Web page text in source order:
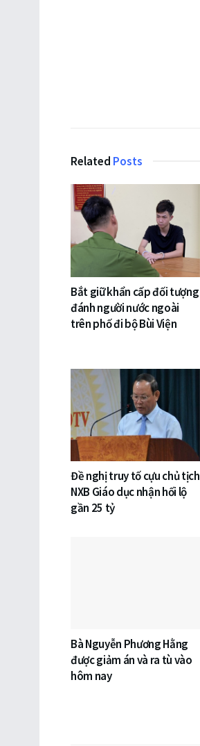
Related Posts
Bắt giữ khẩn cấp đối tượng
đánh người nước ngoài
trên phố đi bộ Bùi Viện
Đề nghị truy tố cựu chủ tịch
NXB Giáo dục nhận hối lộ
gần 25 tỷ
Bà Nguyễn Phương Hằng
được giảm án và ra tù vào
hôm nay